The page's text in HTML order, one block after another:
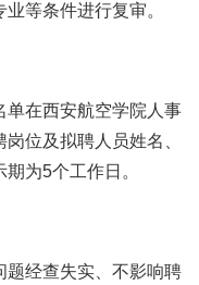
等条件进行复审。
单在西安航空学院人事
位及拟聘人员姓名、
为5个工作日。
题经查失实、不影响聘